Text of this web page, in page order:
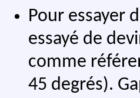
Pour essayer
essayé de
comme
45 degrés).